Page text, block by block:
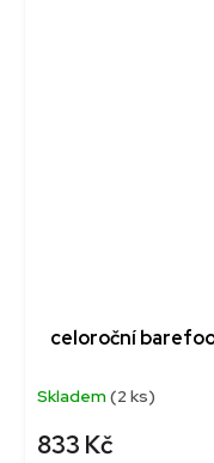
celoroční
Skladem(2 ks)
833 Kč